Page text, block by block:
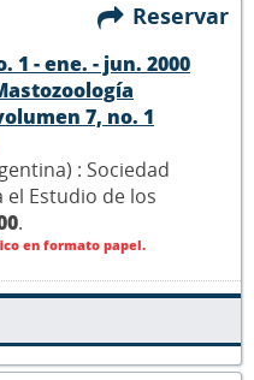
Reservar
1 - ene. - jun. 2000
7, no. 1
: Sociedad
Estudio de los
.
en formato papel.